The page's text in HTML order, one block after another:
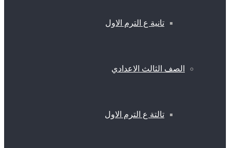
تانية ع الترم الاول
الصف الثالث الاعدادي
تالتة ع الترم الاول